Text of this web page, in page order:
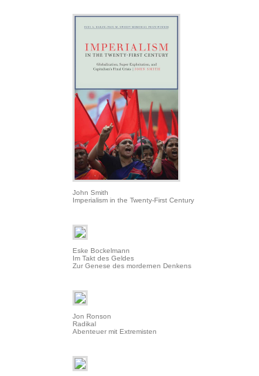
John Smith
Imperialism in the Twenty-First Century
Eske Bockelmann
Im Takt des Geldes
Zur Genese des mordernen Denkens
Jon Ronson
Radikal
Abenteuer mit Extremisten